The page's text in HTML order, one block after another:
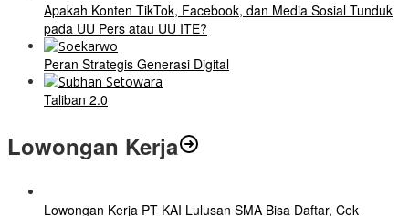
Apakah Konten TikTok, Facebook, dan Media Sosial Tunduk
pada UU Pers atau UU ITE?
Peran Strategis Generasi Digital
Taliban 2.0
Lowongan Kerja
Lowongan Kerja PT KAI Lulusan SMA Bisa Daftar, Cek